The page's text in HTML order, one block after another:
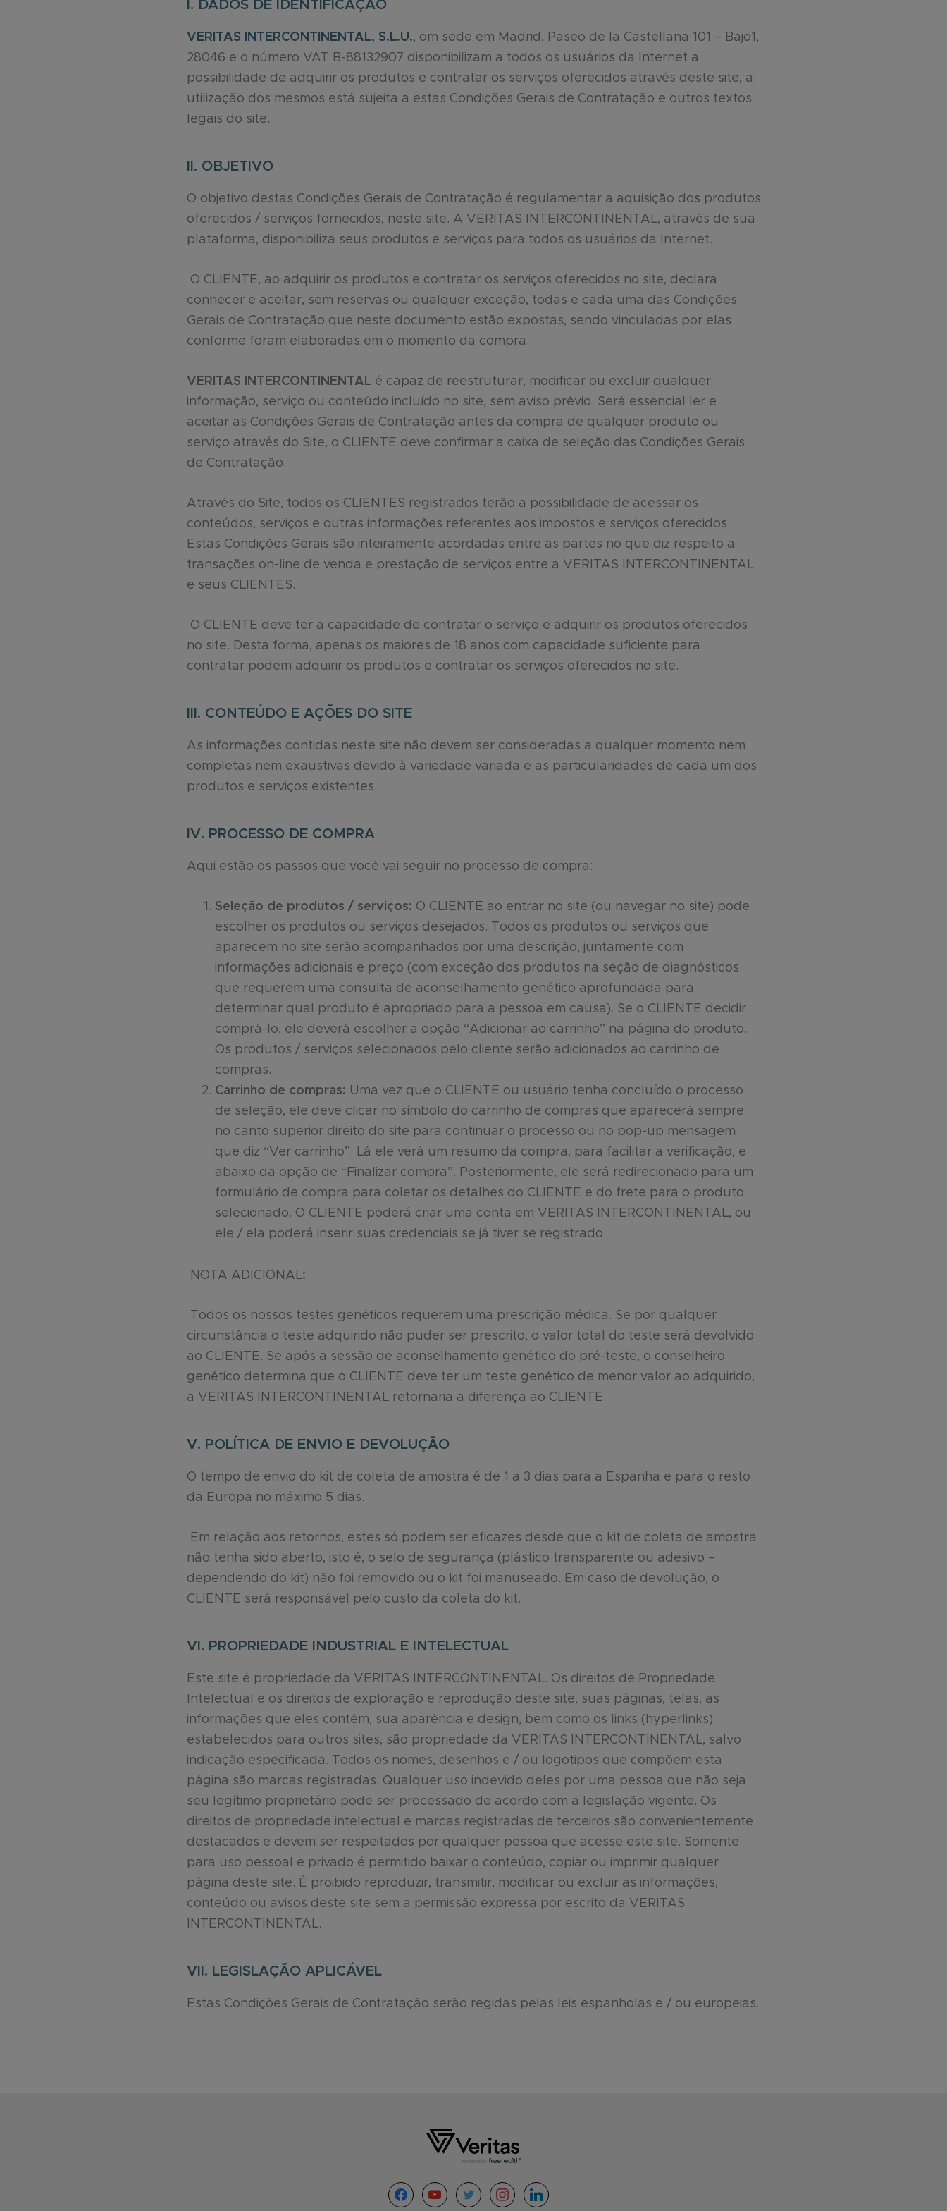
I. DADOS DE IDENTIFICAÇÃO
VERITAS INTERCONTINENTAL, S.L.U., om sede em Madrid, Paseo de la Castellana 101 – Bajo1,
28046 e o número VAT B-88132907 disponibilizam a todos os usuários da Internet a
possibilidade de adquirir os produtos e contratar os serviços oferecidos através deste site, a
utilização dos mesmos está sujeita a estas Condições Gerais de Contratação e outros textos
legais do site.
II. OBJETIVO
O objetivo destas Condições Gerais de Contratação é regulamentar a aquisição dos produtos
oferecidos / serviços fornecidos, neste site. A VERITAS INTERCONTINENTAL, através de sua
plataforma, disponibiliza seus produtos e serviços para todos os usuários da Internet.
O CLIENTE, ao adquirir os produtos e contratar os serviços oferecidos no site, declara
conhecer e aceitar, sem reservas ou qualquer exceção, todas e cada uma das Condições
Gerais de Contratação que neste documento estão expostas, sendo vinculadas por elas
conforme foram elaboradas em o momento da compra.
VERITAS INTERCONTINENTALé capaz de reestruturar, modificar ou excluir qualquer
informação, serviço ou conteúdo incluído no site, sem aviso prévio. Será essencial ler e
aceitar as Condições Gerais de Contratação antes da compra de qualquer produto ou
serviço através do Site, o CLIENTE deve confirmar a caixa de seleção das Condições Gerais
de Contratação.
Através do Site, todos os CLIENTES registrados terão a possibilidade de acessar os
conteúdos, serviços e outras informações referentes aos impostos e serviços oferecidos.
Estas Condições Gerais são inteiramente acordadas entre as partes no que diz respeito a
transações on-line de venda e prestação de serviços entre a VERITAS INTERCONTINENTAL
e seus CLIENTES.
O CLIENTE deve ter a capacidade de contratar o serviço e adquirir os produtos oferecidos
no site. Desta forma, apenas os maiores de 18 anos com capacidade suficiente para
contratar podem adquirir os produtos e contratar os serviços oferecidos no site.
III. CONTEÚDO E AÇÕES DO SITE
As informações contidas neste site não devem ser consideradas a qualquer momento nem
completas nem exaustivas devido à variedade variada e as particularidades de cada um dos
produtos e serviços existentes.
IV. PROCESSO DE COMPRA
Aqui estão os passos que você vai seguir no processo de compra:
Seleção de produtos / serviços: O CLIENTE ao entrar no site (ou navegar no site) pode
escolher os produtos ou serviços desejados. Todos os produtos ou serviços que
aparecem no site serão acompanhados por uma descrição, juntamente com
informações adicionais e preço (com exceção dos produtos na seção de diagnósticos
que requerem uma consulta de aconselhamento genético aprofundada para
determinar qual produto é apropriado para a pessoa em causa). Se o CLIENTE decidir
comprá-lo, ele deverá escolher a opção “Adicionar ao carrinho” na página do produto.
Os produtos / serviços selecionados pelo cliente serão adicionados ao carrinho de
compras.
Carrinho de compras: Uma vez que o CLIENTE ou usuário tenha concluído o processo
de seleção, ele deve clicar no símbolo do carrinho de compras que aparecerá sempre
no canto superior direito do site para continuar o processo ou no pop-up mensagem
que diz “Ver carrinho”. Lá ele verá um resumo da compra, para facilitar a verificação, e
abaixo da opção de “Finalizar compra”. Posteriormente, ele será redirecionado para um
formulário de compra para coletar os detalhes do CLIENTE e do frete para o produto
selecionado. O CLIENTE poderá criar uma conta em VERITAS INTERCONTINENTAL, ou
ele / ela poderá inserir suas credenciais se já tiver se registrado.
NOTA ADICIONAL:
Todos os nossos testes genéticos requerem uma prescrição médica. Se por qualquer
circunstância o teste adquirido não puder ser prescrito, o valor total do teste será devolvido
ao CLIENTE. Se após a sessão de aconselhamento genético do pré-teste, o conselheiro
genético determina que o CLIENTE deve ter um teste genético de menor valor ao adquirido,
a VERITAS INTERCONTINENTAL retornaria a diferença ao CLIENTE.
V. POLÍTICA DE ENVIO E DEVOLUÇÃO
O tempo de envio do kit de coleta de amostra é de 1 a 3 dias para a Espanha e para o resto
da Europa no máximo 5 dias.
Em relação aos retornos, estes só podem ser eficazes desde que o kit de coleta de amostra
não tenha sido aberto, isto é, o selo de segurança (plástico transparente ou adesivo –
dependendo do kit) não foi removido ou o kit foi manuseado. Em caso de devolução, o
CLIENTE será responsável pelo custo da coleta do kit.
VI. PROPRIEDADE INDUSTRIAL E INTELECTUAL
Este site é propriedade da VERITAS INTERCONTINENTAL. Os direitos de Propriedade
Intelectual e os direitos de exploração e reprodução deste site, suas páginas, telas, as
informações que eles contêm, sua aparência e design, bem como os links (hyperlinks)
estabelecidos para outros sites, são propriedade da VERITAS INTERCONTINENTAL, salvo
indicação especificada. Todos os nomes, desenhos e / ou logotipos que compõem esta
página são marcas registradas. Qualquer uso indevido deles por uma pessoa que não seja
seu legítimo proprietário pode ser processado de acordo com a legislação vigente. Os
direitos de propriedade intelectual e marcas registradas de terceiros são convenientemente
destacados e devem ser respeitados por qualquer pessoa que acesse este site. Somente
para uso pessoal e privado é permitido baixar o conteúdo, copiar ou imprimir qualquer
página deste site. É proibido reproduzir, transmitir, modificar ou excluir as informações,
conteúdo ou avisos deste site sem a permissão expressa por escrito da VERITAS
INTERCONTINENTAL.
VII. LEGISLAÇÃO APLICÁVEL
Estas Condições Gerais de Contratação serão regidas pelas leis espanholas e / ou europeias.
facebookyoutubetwitterinstagram
linkedin